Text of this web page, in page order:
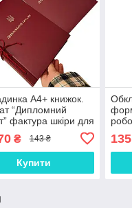
А4+ книжок.
“Дипломний
фактура шкіри для
палітурки 215×305
(20мм) (1 шт)
₴ 143 ₴
Купити
(1